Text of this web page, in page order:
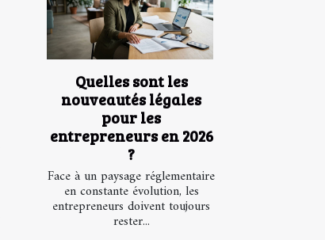
Quelles sont les
nouveautés légales
pour les
entrepreneurs en 2026
?
Face à un paysage réglementaire
en constante évolution, les
entrepreneurs doivent toujours
rester...